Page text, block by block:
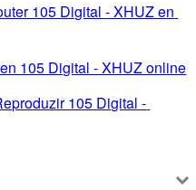
105 Digital - XHUZ en
105 Digital - XHUZ online
105 Digital -